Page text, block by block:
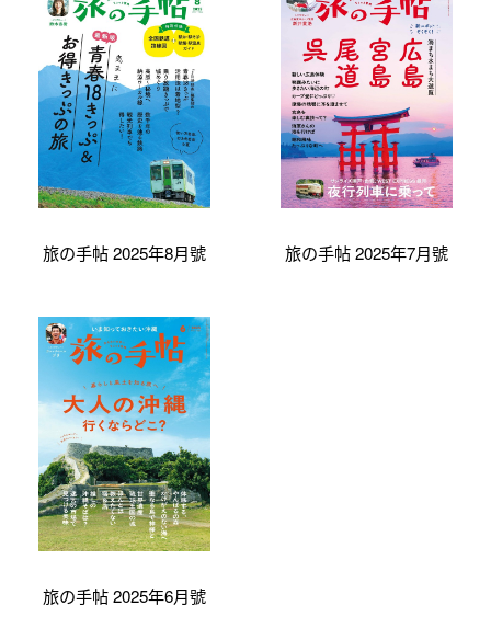
旅の手帖 2025年8月號 旅の手帖 2025年7月號
旅の手帖 2025年6月號